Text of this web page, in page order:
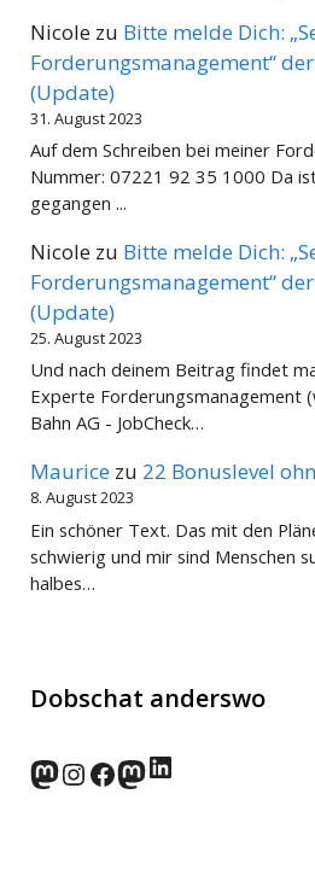
Nicole zu Bitte melde Dich:
Forderungsmanagement“
(Update)
31. August 2023
Auf dem Schreiben bei meiner
Nummer: 07221 92 35 1000 Da
gegangen ...
Nicole zu Bitte melde Dich:
Forderungsmanagement“
(Update)
25. August 2023
Und nach deinem Beitrag findet
Experte Forderungsmanagement
Bahn AG - JobCheck…
Maurice zu 22 Bonuslevel
8. August 2023
Ein schöner Text. Das mit den
schwierig und mir sind Menschen
halbes…
Dobschat anderswo
norden.social
Instagram
Facebook
wp-punks.social
LinkedIn